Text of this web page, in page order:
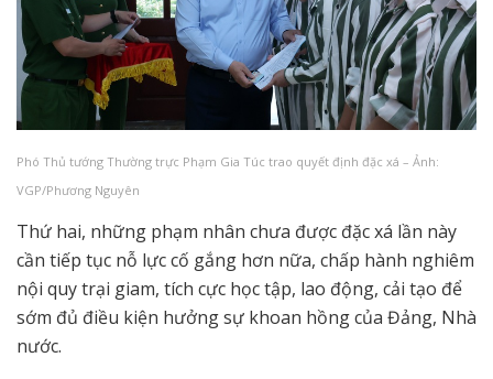
Phó Thủ tướng Thường trực Phạm Gia Túc trao quyết định đặc xá – Ảnh:
VGP/Phương Nguyên
Thứ hai, những phạm nhân chưa được đặc xá lần này
cần tiếp tục nỗ lực cố gắng hơn nữa, chấp hành nghiêm
nội quy trại giam, tích cực học tập, lao động, cải tạo để
sớm đủ điều kiện hưởng sự khoan hồng của Đảng, Nhà
nước.